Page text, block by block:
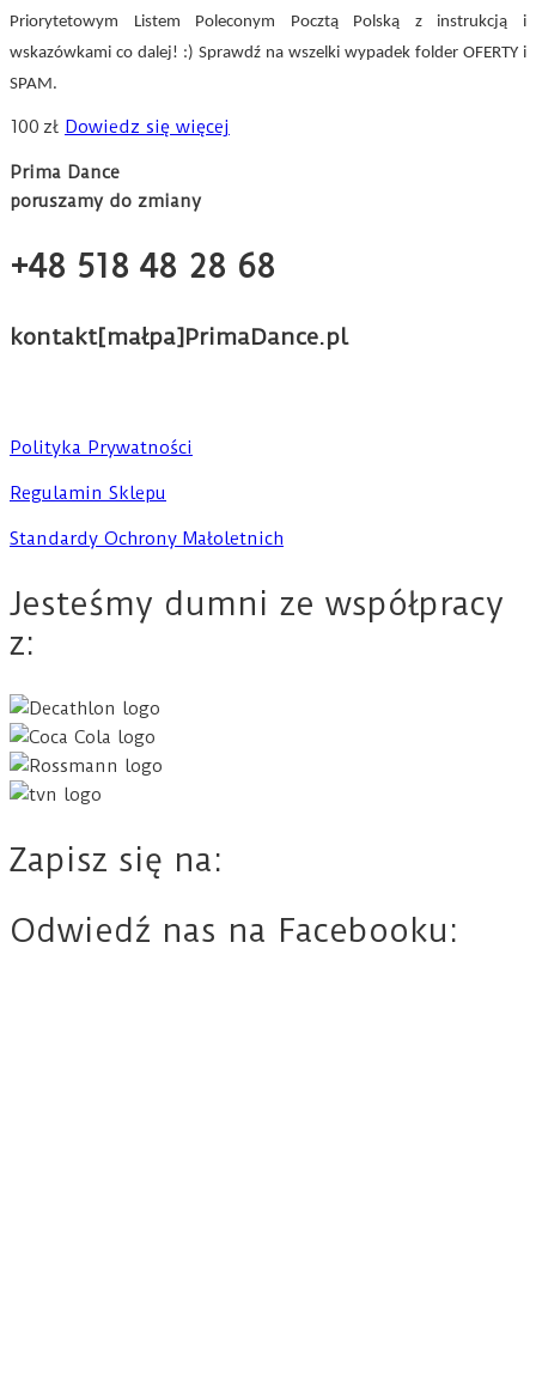
Priorytetowym Listem Poleconym Pocztą Polską z instrukcją i
wskazówkami co dalej! :) Sprawdź na wszelki wypadek folder OFERTY i
SPAM.
100 zł Dowiedz się więcej
Prima Dance
poruszamy do zmiany
+48 518 48 28 68
kontakt[małpa]PrimaDance.pl
Polityka Prywatności
Regulamin Sklepu
Standardy Ochrony Małoletnich
Jesteśmy dumni ze współpracy
z:
Zapisz się na:
Odwiedź nas na Facebooku: